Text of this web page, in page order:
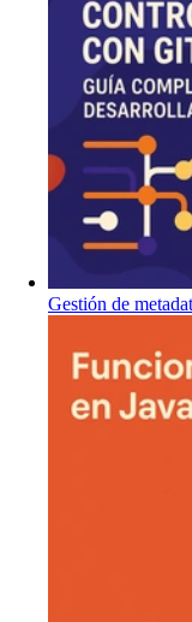
Gestión de